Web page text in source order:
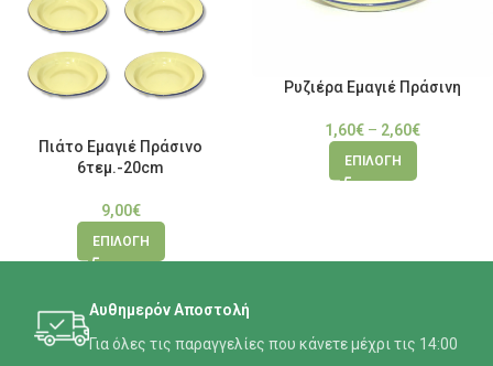
Πιάτο Εμαγιέ Πράσινο
6τεμ.-20cm
9,00€
ΕΠΙΛΟΓΉ
Ρυζιέρα Εμαγιέ Πράσινη
1,60€ – 2,60€
ΕΠΙΛΟΓΉ
Αυθημερόν Αποστολή
Για όλες τις παραγγελίες που κάνετε μέχρι τις 14:00